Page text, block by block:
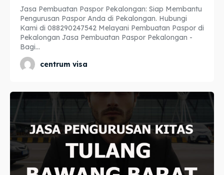
Jasa Pembuatan Paspor Pekalongan: Siap Membantu
Pengurusan Paspor Anda di Pekalongan. Hubungi
Kami di 088290247542 Melayani Pembuatan Paspor di
Pekalongan Jasa Pembuatan Paspor Pekalongan -
Bagi...
centrum visa